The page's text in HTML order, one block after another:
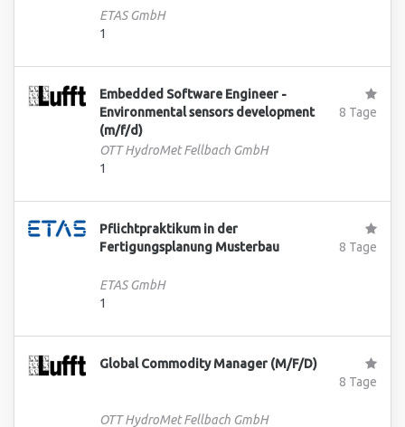
ETAS GmbH
1
Embedded Software Engineer -
Environmental sensors development
(m/f/d)
OTT HydroMet Fellbach GmbH
1
8 Tage
Pflichtpraktikum in der
Fertigungsplanung Musterbau
ETAS GmbH
1
8 Tage
Global Commodity Manager (M/F/D)
OTT HydroMet Fellbach GmbH
8 Tage